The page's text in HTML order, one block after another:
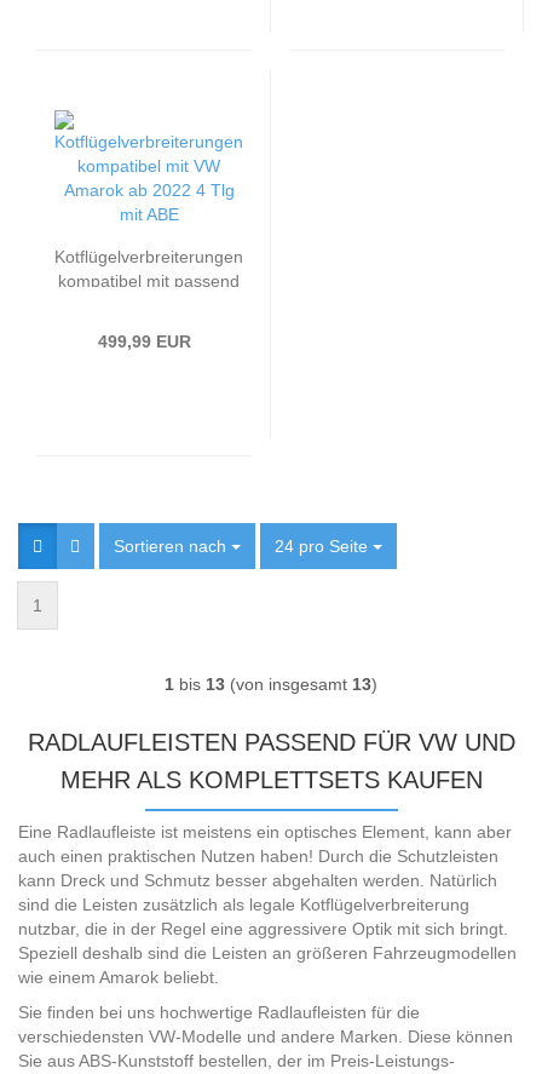
Kotflügelverbreiterungen
kompatibel mit passend
499,99 EUR
Sortieren nach
Sortieren nach 24 pro Seite
pro Seite
1
1 bis 13 (von insgesamt 13)
RADLAUFLEISTEN PASSEND FÜR VW UND
MEHR ALS KOMPLETTSETS KAUFEN
Eine Radlaufleiste ist meistens ein optisches Element, kann aber
auch einen praktischen Nutzen haben! Durch die Schutzleisten
kann Dreck und Schmutz besser abgehalten werden. Natürlich
sind die Leisten zusätzlich als legale Kotflügelverbreiterung
nutzbar, die in der Regel eine aggressivere Optik mit sich bringt.
Speziell deshalb sind die Leisten an größeren Fahrzeugmodellen
wie einem Amarok beliebt.
Sie finden bei uns hochwertige Radlaufleisten für die
verschiedensten VW-Modelle und andere Marken. Diese können
Sie aus ABS-Kunststoff bestellen, der im Preis-Leistungs-